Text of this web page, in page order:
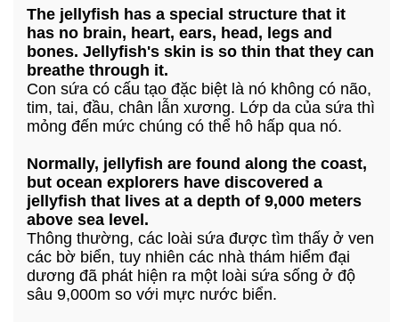
The jellyfish has a special structure that it
has no brain, heart, ears, head, legs and
bones. Jellyfish's skin is so thin that they can
breathe through it.
Con sứa có cấu tạo đặc biệt là nó không có não,
tim, tai, đầu, chân lẫn xương. Lớp da của sứa thì
mỏng đến mức chúng có thể hô hấp qua nó.
Normally, jellyfish are found along the coast,
but ocean explorers have discovered a
jellyfish that lives at a depth of 9,000 meters
above sea level.
Thông thường, các loài sứa được tìm thấy ở ven
các bờ biển, tuy nhiên các nhà thám hiểm đại
dương đã phát hiện ra một loài sứa sống ở độ
sâu 9,000m so với mực nước biển.